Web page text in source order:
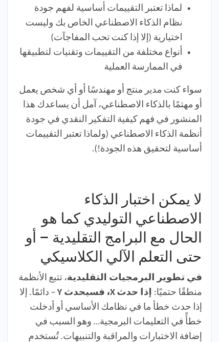
لماذا تعتبر التقييمات أساسية لفهم جودة
نظام الذكاء الاصطناعي الخاص بك وليست
اختيارية (إلا إذا كنت تحب المفاجآت)
أنواع مختلفة من التقييمات وتقنيات لتطبيقها
في الممارسة العملية
سواء كنت مدير منتج أو مهندسًا أو أي شخص يعمل
أو مهتمًا بالذكاء الاصطناعي، آمل أن يساعدك هذا
المنشور في فهم كيفية التفكير النقدي في جودة
أنظمة الذكاء الاصطناعي (ولماذا تعتبر التقييمات
أساسية لتحقيق هذه الجودة!).
لا يمكن اختبار الذكاء
الاصطناعي التوليدي كما هو
الحال مع البرامج التقليدية – أو
حتى التعلم الآلي الكلاسيكي
في تطوير البرمجيات التقليدية، تتبع الأنظمة
منطقًا حتميًا:
إذا حدث X، فسيحدث Y
– دائمًا. إلا
إذا حدث خطأ ما في نظامك الأساسي أو أدخلت
خطأً في التعليمات البرمجية… وهو السبب في
إضافة الاختبارات والمراقبة والتنبيهات. تُستخدم